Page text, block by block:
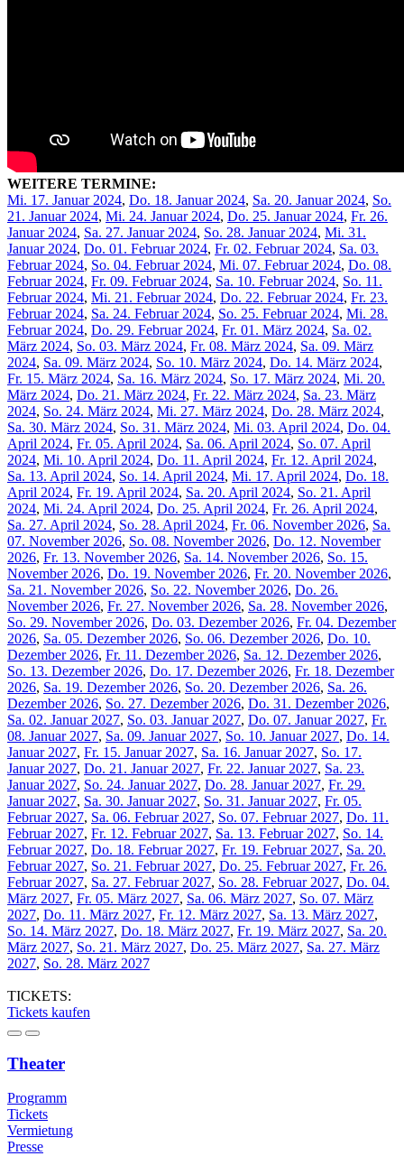
WEITERE TERMINE:
Mi. 17. Januar 2024, Do. 18. Januar 2024, Sa. 20. Januar 2024, So.
21. Januar 2024, Mi. 24. Januar 2024, Do. 25. Januar 2024, Fr. 26.
Januar 2024, Sa. 27. Januar 2024, So. 28. Januar 2024, Mi. 31.
Januar 2024, Do. 01. Februar 2024, Fr. 02. Februar 2024, Sa. 03.
Februar 2024, So. 04. Februar 2024, Mi. 07. Februar 2024, Do. 08.
Februar 2024, Fr. 09. Februar 2024, Sa. 10. Februar 2024, So. 11.
Februar 2024, Mi. 21. Februar 2024, Do. 22. Februar 2024, Fr. 23.
Februar 2024, Sa. 24. Februar 2024, So. 25. Februar 2024, Mi. 28.
Februar 2024, Do. 29. Februar 2024, Fr. 01. März 2024, Sa. 02.
März 2024, So. 03. März 2024, Fr. 08. März 2024, Sa. 09. März
2024, Sa. 09. März 2024, So. 10. März 2024, Do. 14. März 2024,
Fr. 15. März 2024, Sa. 16. März 2024, So. 17. März 2024, Mi. 20.
März 2024, Do. 21. März 2024, Fr. 22. März 2024, Sa. 23. März
2024, So. 24. März 2024, Mi. 27. März 2024, Do. 28. März 2024,
Sa. 30. März 2024, So. 31. März 2024, Mi. 03. April 2024, Do. 04.
April 2024, Fr. 05. April 2024, Sa. 06. April 2024, So. 07. April
2024, Mi. 10. April 2024, Do. 11. April 2024, Fr. 12. April 2024,
Sa. 13. April 2024, So. 14. April 2024, Mi. 17. April 2024, Do. 18.
April 2024, Fr. 19. April 2024, Sa. 20. April 2024, So. 21. April
2024, Mi. 24. April 2024, Do. 25. April 2024, Fr. 26. April 2024,
Sa. 27. April 2024, So. 28. April 2024, Fr. 06. November 2026, Sa.
07. November 2026, So. 08. November 2026, Do. 12. November
2026, Fr. 13. November 2026, Sa. 14. November 2026, So. 15.
November 2026, Do. 19. November 2026, Fr. 20. November 2026,
Sa. 21. November 2026, So. 22. November 2026, Do. 26.
November 2026, Fr. 27. November 2026, Sa. 28. November 2026,
So. 29. November 2026, Do. 03. Dezember 2026, Fr. 04. Dezember
2026, Sa. 05. Dezember 2026, So. 06. Dezember 2026, Do. 10.
Dezember 2026, Fr. 11. Dezember 2026, Sa. 12. Dezember 2026,
So. 13. Dezember 2026, Do. 17. Dezember 2026, Fr. 18. Dezember
2026, Sa. 19. Dezember 2026, So. 20. Dezember 2026, Sa. 26.
Dezember 2026, So. 27. Dezember 2026, Do. 31. Dezember 2026,
Sa. 02. Januar 2027, So. 03. Januar 2027, Do. 07. Januar 2027, Fr.
08. Januar 2027, Sa. 09. Januar 2027, So. 10. Januar 2027, Do. 14.
Januar 2027, Fr. 15. Januar 2027, Sa. 16. Januar 2027, So. 17.
Januar 2027, Do. 21. Januar 2027, Fr. 22. Januar 2027, Sa. 23.
Januar 2027, So. 24. Januar 2027, Do. 28. Januar 2027, Fr. 29.
Januar 2027, Sa. 30. Januar 2027, So. 31. Januar 2027, Fr. 05.
Februar 2027, Sa. 06. Februar 2027, So. 07. Februar 2027, Do. 11.
Februar 2027, Fr. 12. Februar 2027, Sa. 13. Februar 2027, So. 14.
Februar 2027, Do. 18. Februar 2027, Fr. 19. Februar 2027, Sa. 20.
Februar 2027, So. 21. Februar 2027, Do. 25. Februar 2027, Fr. 26.
Februar 2027, Sa. 27. Februar 2027, So. 28. Februar 2027, Do. 04.
März 2027, Fr. 05. März 2027, Sa. 06. März 2027, So. 07. März
2027, Do. 11. März 2027, Fr. 12. März 2027, Sa. 13. März 2027,
So. 14. März 2027, Do. 18. März 2027, Fr. 19. März 2027, Sa. 20.
März 2027, So. 21. März 2027, Do. 25. März 2027, Sa. 27. März
2027, So. 28. März 2027
TICKETS:
Tickets kaufen
Theater
Programm
Tickets
Vermietung
Presse